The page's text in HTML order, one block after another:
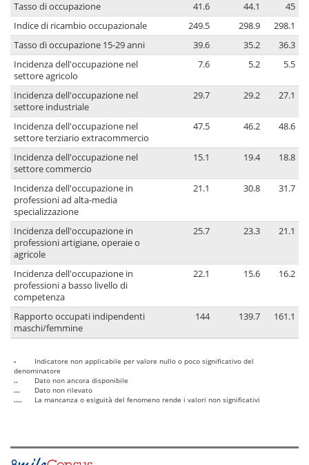
Tasso di occupazione
41.6 44.1
45
Indice di ricambio occupazionale
249.5 298.9
298.1
Tasso di occupazione 15-29 anni
39.6 35.2
36.3
Incidenza dell'occupazione nel
settore agricolo
7.6 5.2 5.5
Incidenza dell'occupazione nel
settore industriale
29.7 29.2 27.1
Incidenza dell'occupazione nel
settore terziario extracommercio
47.5 46.2 48.6
Incidenza dell'occupazione nel
settore commercio
15.1 19.4 18.8
Incidenza dell'occupazione in
professioni ad alta-media
specializzazione
21.1 30.8 31.7
Incidenza dell'occupazione in
professioni artigiane, operaie o
agricole
25.7 23.3 21.1
Incidenza dell'occupazione in
professioni a basso livello di
competenza
22.1 15.6 16.2
Rapporto occupati indipendenti
maschi/femmine
144 139.7 161.1
-
Indicatore non applicabile per valore nullo o poco significativo del
denominatore
..
Dato non ancora disponibile
...
Dato non rilevato
....
La mancanza o esiguità del fenomeno rende i valori non significativi